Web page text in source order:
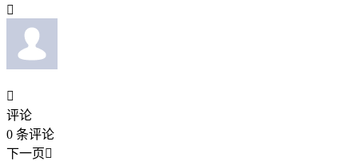


评论
0 条评论
下一页